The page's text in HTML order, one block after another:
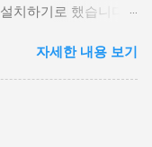
치하기로 했습니다.
. 카운터포이즈 지난
직경만 1㎝에 달하는
선은 반품이 안되기
아래쪽에 길게 설치
자세한 내용 보기